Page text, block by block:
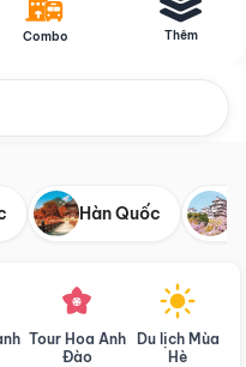
Combo Thêm
Hàn Quốc
Tour Hoa Anh
Đào
Du lịch Mùa
Hè